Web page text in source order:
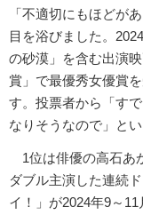
「不適切にもほどが
目を浴びました。
の砂漠」を含む出演
賞」で最優秀女優賞
す。投票者から「す
なりそうなので」と
1位は俳優の高石あ
ダブル主演した連続
イ！」が2024年9～